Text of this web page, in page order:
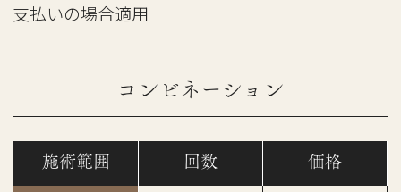
支払いの場合適用
コンビネーション
施術範囲 回数 価格